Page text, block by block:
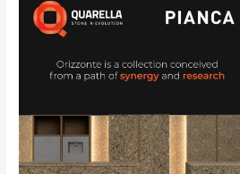
Sicam
2024